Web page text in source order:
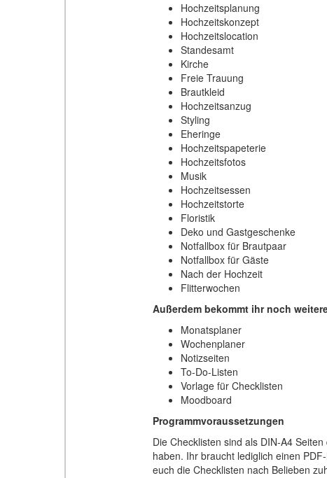
Hochzeitsplanung
Hochzeitskonzept
Hochzeitslocation
Standesamt
Kirche
Freie Trauung
Brautkleid
Hochzeitsanzug
Styling
Eheringe
Hochzeitspapeterie
Hochzeitsfotos
Musik
Hochzeitsessen
Hochzeitstorte
Floristik
Deko und Gastgeschenke
Notfallbox für Brautpaar
Notfallbox für Gäste
Nach der Hochzeit
Flitterwochen
Außerdem bekommt ihr noch
Monatsplaner
Wochenplaner
Notizseiten
To-Do-Listen
Vorlage für Checklisten
Moodboard
Programmvoraussetzungen
Die Checklisten sind als DIN-A4
haben. Ihr braucht lediglich einen
euch die Checklisten nach Belieben